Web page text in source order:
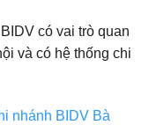
có vai trò quan
và có hệ thống chi
nhánh BIDV Bà